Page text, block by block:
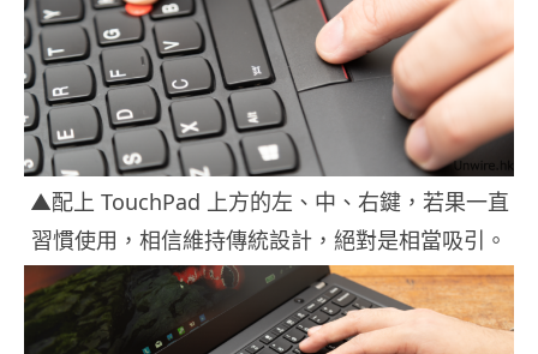
▲配上 TouchPad 上方的左、中、右鍵，若果一直
習慣使用，相信維持傳統設計，絕對是相當吸引。